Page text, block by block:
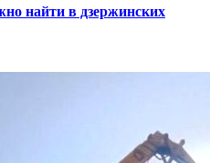
найти в дзержинских